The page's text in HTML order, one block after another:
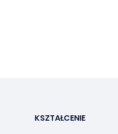
KSZTAŁCENIE